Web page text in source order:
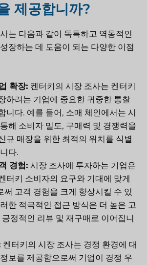
제공합니까?
는 다음과 같이 독특하고 역동적인
장하는 데 도움이 되는 다양한 이점
확장: 켄터키의 시장 조사는 켄터키
하려는 기업에 중요한 귀중한 통찰
니다. 예를 들어, 소매 체인에서는 시
해 소비자 밀도, 구매력 및 경쟁력을
규 매장을 위한 최적의 위치를 식별
다.
경험: 시장 조사에 투자하는 기업은
터키 소비자의 요구와 기대에 맞게
써 고객 경험을 크게 향상시킬 수 있
한 적극적인 접근 방식은 더 높은 고
긍정적인 리뷰 및 재구매로 이어집니
켄터키의 시장 조사는 경쟁 환경에 대
보를 제공함으로써 기업이 경쟁 우